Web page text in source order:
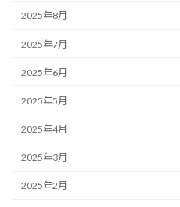
2025年8月
2025年7月
2025年6月
2025年5月
2025年4月
2025年3月
2025年2月